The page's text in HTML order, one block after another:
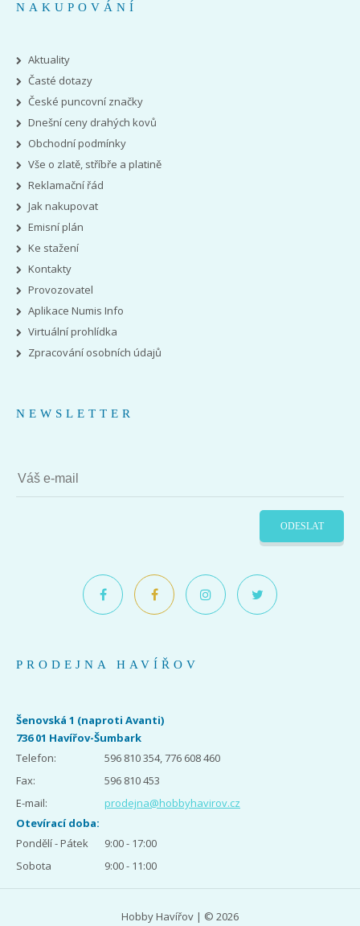
NAKUPOVÁNÍ
Aktuality
Časté dotazy
České puncovní značky
Dnešní ceny drahých kovů
Obchodní podmínky
Vše o zlatě, stříbře a platině
Reklamační řád
Jak nakupovat
Emisní plán
Ke stažení
Kontakty
Provozovatel
Aplikace Numis Info
Virtuální prohlídka
Zpracování osobních údajů
NEWSLETTER
ODESLAT
PRODEJNA HAVÍŘOV
Šenovská 1 (naproti Avanti)
736 01 Havířov-Šumbark
Telefon:
596 810 354, 776 608 460
Fax:
596 810 453
E-mail:
prodejna@hobbyhavirov.cz
Otevírací doba:
Pondělí - Pátek
9:00 - 17:00
Sobota
9:00 - 11:00
Hobby Havířov | © 2026